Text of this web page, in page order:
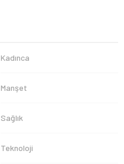
Kadınca
Manşet
Sağlık
Teknoloji